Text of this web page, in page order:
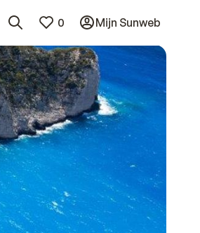
0 Mijn Sunweb